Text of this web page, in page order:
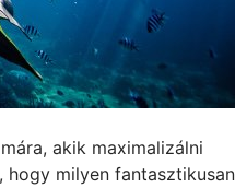
akik maximalizálni
hogy milyen fantasztikusan